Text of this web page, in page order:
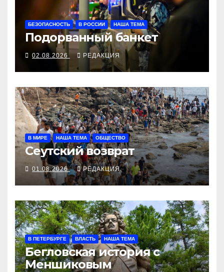
БЕЗОПАСНОСТЬ В РОССИИ НАША ТЕМА
Подорванный банкет
02.08.2026 РЕДАКЦИЯ
В МИРЕ НАША ТЕМА ОБЩЕСТВО
Сеутский возврат
01.08.2026 РЕДАКЦИЯ
В ПЕТЕРБУРГЕ ВЛАСТЬ НАША ТЕМА
Бегловская история с
Меншиковым